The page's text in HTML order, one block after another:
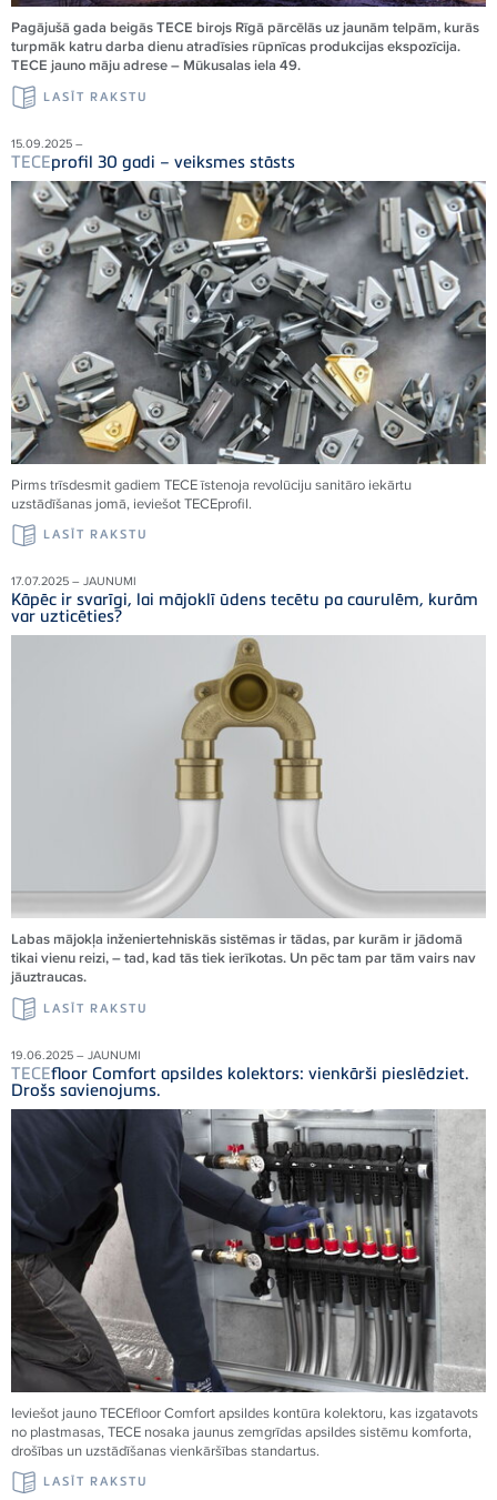
Pagājušā gada beigās TECE birojs Rīgā pārcēlās uz jaunām telpām, kurās
turpmāk katru darba dienu atradīsies rūpnīcas produkcijas ekspozīcija.
TECE jauno māju adrese – Mūkusalas iela 49.
LASĪT RAKSTU
15.09.2025 –
TECEprofil 30 gadi – veiksmes stāsts
Pirms trīsdesmit gadiem TECEīstenoja revolūciju sanitāro iekārtu
uzstādīšanas jomā, ieviešotTECEprofil.
LASĪT RAKSTU
17.07.2025 – JAUNUMI
Kāpēc ir svarīgi, lai mājoklī ūdens tecētu pa caurulēm, kurām
var uzticēties?
Labas mājokļa inženiertehniskās sistēmas ir tādas, par kurām ir jādomā
tikai vienu reizi, – tad, kad tās tiek ierīkotas. Un pēc tam par tām vairs nav
jāuztraucas.
LASĪT RAKSTU
19.06.2025 – JAUNUMI
TECEfloor Comfort apsildes kolektors: vienkārši pieslēdziet.
Drošs savienojums.
Ieviešot jaunoTECEfloor Comfort apsildes kontūra kolektoru, kas izgatavots
no plastmasas,TECE nosaka jaunus zemgrīdas apsildes sistēmu komforta,
drošības un uzstādīšanas vienkāršības standartus.
LASĪT RAKSTU